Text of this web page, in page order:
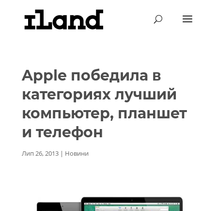
Apple победила в
категориях лучший
компьютер, планшет
и телефон
Лип 26, 2013| Новини